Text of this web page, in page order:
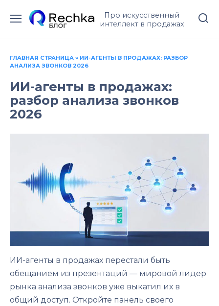
содержанию
Про искусственный
интеллект в продажах
ГЛАВНАЯ СТРАНИЦА » ИИ-АГЕНТЫ В ПРОДАЖАХ: РАЗБОР
АНАЛИЗА ЗВОНКОВ 2026
ИИ-агенты в продажах:
разбор анализа звонков
2026
ИИ-агенты в продажах перестали быть
обещанием из презентаций — мировой лидер
рынка анализа звонков уже выкатил их в
общий доступ. Откройте панель своего